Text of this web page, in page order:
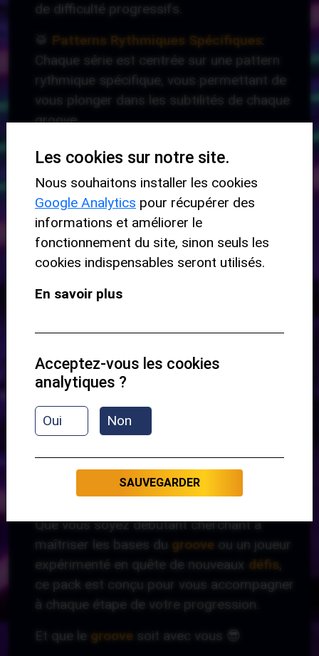
de difficulté progressifs.
🥁 Patterns Rythmiques Spécifiques
Chaque série est centrée sur une pattern
rythmique spécifique, vous permettant de
vous plonger dans les subtilités de chaque
groove.
🎸Variations Stimulantes : Explorez
les éléments essentiels du beat d'origine,
notamment la grosse caisse et la caisse
claire, pour enrichir votre jeu et stimuler
votre créativité.
Développez votre technique et votre sens
niveaux de difficulté plus faciles aux plus
avancés.
🎵 Exploration de la Clave Rythmique
Étudiez la même clave rythmique sous
différents angles de vue et dans différents
styles pour une compréhension et une
maîtrise approfondie.
Que vous soyez débutant cherchant à
maîtriser les bases du groove ou un joueur
expérimenté en quête de nouveaux défis,
ce pack est conçu pour vous accompagner
à chaque étape de votre progression.
Et que le groove soit avec vous 😎
Les cookies sur notre site.
Nous souhaitons installer les cookies
Google Analytics pour récupérer des
informations et améliorer le
fonctionnement du site, sinon seuls les
cookies indispensables seront utilisés.
En savoir plus
Oui Non
Acceptez-vous les cookies
analytiques ?
SAUVEGARDER